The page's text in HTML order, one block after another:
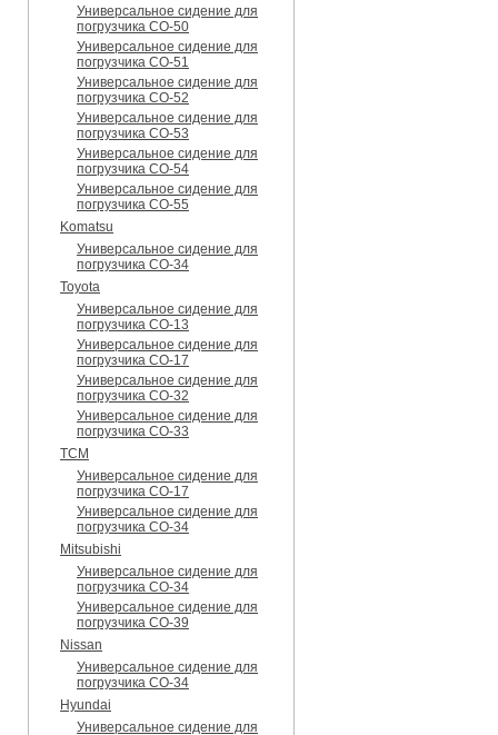
Универсальное сидение для
погрузчика CO-50
Универсальное сидение для
погрузчика CO-51
Универсальное сидение для
погрузчика CO-52
Универсальное сидение для
погрузчика CO-53
Универсальное сидение для
погрузчика CO-54
Универсальное сидение для
погрузчика CO-55
Komatsu
Универсальное сидение для
погрузчика CO-34
Toyota
Универсальное сидение для
погрузчика CO-13
Универсальное сидение для
погрузчика CO-17
Универсальное сидение для
погрузчика CO-32
Универсальное сидение для
погрузчика CO-33
TCM
Универсальное сидение для
погрузчика CO-17
Универсальное сидение для
погрузчика CO-34
Mitsubishi
Универсальное сидение для
погрузчика CO-34
Универсальное сидение для
погрузчика CO-39
Nissan
Универсальное сидение для
погрузчика CO-34
Hyundai
Универсальное сидение для